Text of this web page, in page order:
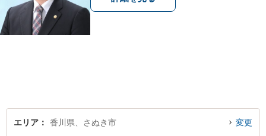
エリア 香川県、さぬき市 変更